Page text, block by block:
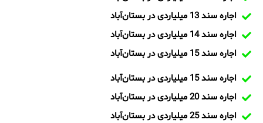
اجاره سند 13 میلیاردی در بستان‌آباد
اجاره سند 14 میلیاردی در بستان‌آباد
اجاره سند 15 میلیاردی در بستان‌آباد
اجاره سند 15 میلیاردی در بستان‌آباد
اجاره سند 20 میلیاردی در بستان‌آباد
اجاره سند 25 میلیاردی در بستان‌آباد